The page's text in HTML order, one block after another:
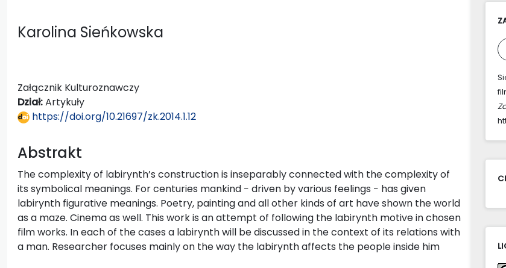
Karolina Sieńkowska
Załącznik Kulturoznawczy
Dział:Artykuły
https://doi.org/10.21697/zk.2014.1.12
Abstrakt
The complexity of labirynth’s construction is inseparably connected with the complexity of
its symbolical meanings. For centuries mankind − driven by various feelings − has given
labirynth figurative meanings. Poetry, painting and all other kinds of art have shown the world
as a maze. Cinema as well. This work is an attempt of following the labirynth motive in chosen
film works. In each of the cases a labirynth will be discussed in the context of its relations with
a man. Researcher focuses mainly on the way the labirynth affects the people inside him